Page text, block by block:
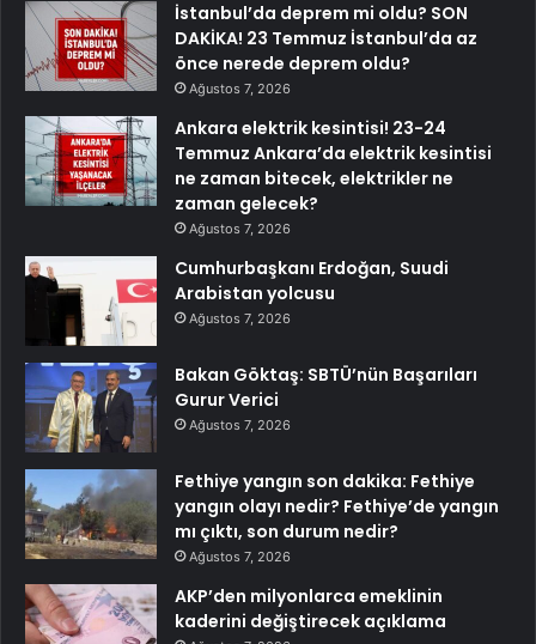
İstanbul’da deprem mi oldu? SON
DAKİKA! 23 Temmuz İstanbul’da az
önce nerede deprem oldu?
Ağustos 7, 2026
Ankara elektrik kesintisi! 23-24
Temmuz Ankara’da elektrik kesintisi
ne zaman bitecek, elektrikler ne
zaman gelecek?
Ağustos 7, 2026
Cumhurbaşkanı Erdoğan, Suudi
Arabistan yolcusu
Ağustos 7, 2026
Bakan Göktaş: SBTÜ’nün Başarıları
Gurur Verici
Ağustos 7, 2026
Fethiye yangın son dakika: Fethiye
yangın olayı nedir? Fethiye’de yangın
mı çıktı, son durum nedir?
Ağustos 7, 2026
AKP’den milyonlarca emeklinin
kaderini değiştirecek açıklama